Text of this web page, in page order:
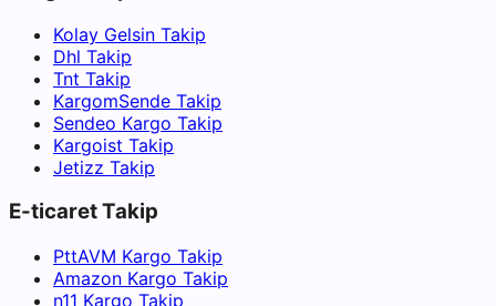
Kolay Gelsin Takip
Dhl Takip
Tnt Takip
KargomSende Takip
Sendeo Kargo Takip
Kargoist Takip
Jetizz Takip
E-ticaret Takip
PttAVM Kargo Takip
Amazon Kargo Takip
n11 Kargo Takip